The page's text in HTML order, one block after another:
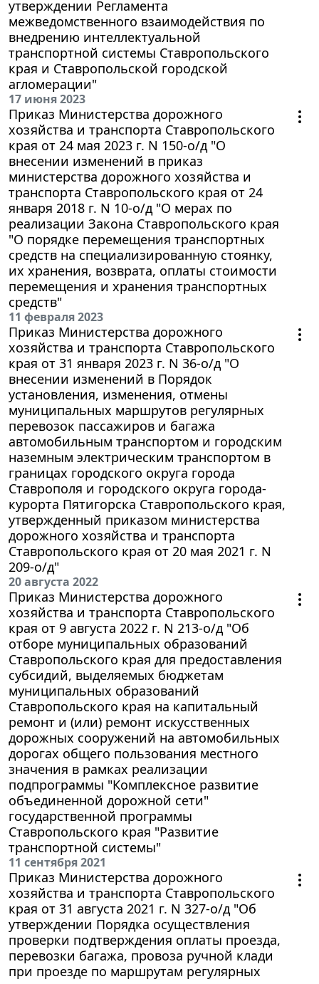
утверждении Регламента
межведомственного взаимодействия по
внедрению интеллектуальной
транспортной системы Ставропольского
края и Ставропольской городской
агломерации"
17 июня 2023
Приказ Министерства дорожного
хозяйства и транспорта Ставропольского
края от 24 мая 2023 г. N 150-о/д "О
внесении изменений в приказ
министерства дорожного хозяйства и
транспорта Ставропольского края от 24
января 2018 г. N 10-о/д "О мерах по
реализации Закона Ставропольского края
"О порядке перемещения транспортных
средств на специализированную стоянку,
их хранения, возврата, оплаты стоимости
перемещения и хранения транспортных
средств"
11 февраля 2023
Приказ Министерства дорожного
хозяйства и транспорта Ставропольского
края от 31 января 2023 г. N 36-о/д "О
внесении изменений в Порядок
установления, изменения, отмены
муниципальных маршрутов регулярных
перевозок пассажиров и багажа
автомобильным транспортом и городским
наземным электрическим транспортом в
границах городского округа города
Ставрополя и городского округа города-
курорта Пятигорска Ставропольского края,
утвержденный приказом министерства
дорожного хозяйства и транспорта
Ставропольского края от 20 мая 2021 г. N
209-о/д"
20 августа 2022
Приказ Министерства дорожного
хозяйства и транспорта Ставропольского
края от 9 августа 2022 г. N 213-о/д "Об
отборе муниципальных образований
Ставропольского края для предоставления
субсидий, выделяемых бюджетам
муниципальных образований
Ставропольского края на капитальный
ремонт и (или) ремонт искусственных
дорожных сооружений на автомобильных
дорогах общего пользования местного
значения в рамках реализации
подпрограммы "Комплексное развитие
объединенной дорожной сети"
государственной программы
Ставропольского края "Развитие
транспортной системы"
11 сентября 2021
Приказ Министерства дорожного
хозяйства и транспорта Ставропольского
края от 31 августа 2021 г. N 327-о/д "Об
утверждении Порядка осуществления
проверки подтверждения оплаты проезда,
перевозки багажа, провоза ручной клади
при проезде по маршрутам регулярных